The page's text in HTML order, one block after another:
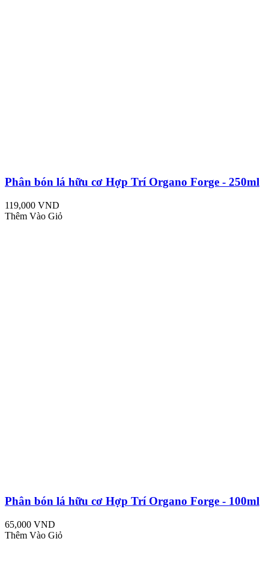
Phân bón lá hữu cơ Hợp Trí Organo Forge - 250ml
119,000 VND
Thêm Vào Giỏ
Phân bón lá hữu cơ Hợp Trí Organo Forge - 100ml
65,000 VND
Thêm Vào Giỏ